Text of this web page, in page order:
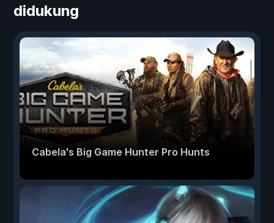
didukung
Cabela's Big Game Hunter Pro Hunts